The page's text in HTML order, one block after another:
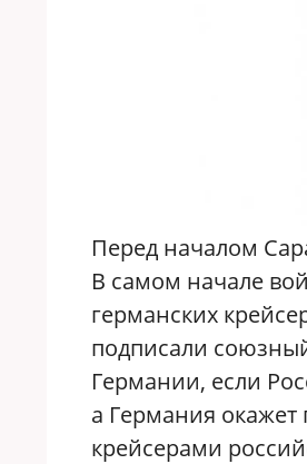
Перед началом
В самом начале
германских
подписали
Германии, если
а Германия
крейсерами